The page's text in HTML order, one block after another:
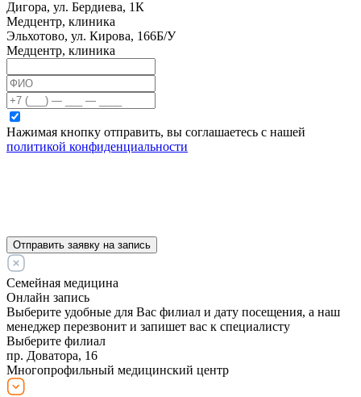
Дигора, ул. Бердиева, 1К
Медцентр, клиника
Эльхотово, ул. Кирова, 166Б/У
Медцентр, клиника
Нажимая кнопку отправить, вы соглашаетесь с нашей
политикой конфиденциальности
Отправить заявку на запись
Семейная медицина
Онлайн запись
Выберите удобные для Вас филиал и дату посещения, а наш
менеджер перезвонит и запишет вас к специалисту
Выберите филиал
пр. Доватора, 16
Многопрофильный медицинский центр